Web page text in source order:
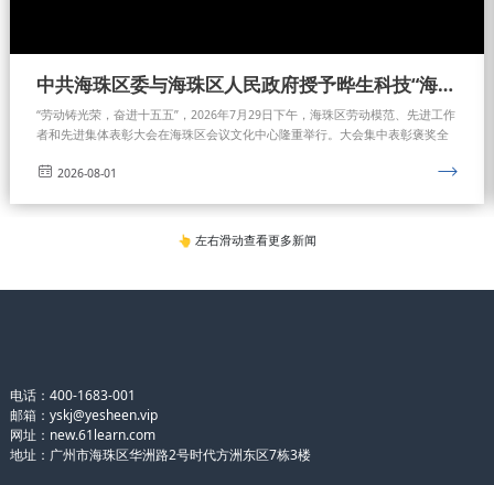
中共海珠区委与海珠区人民政府授予晔生科技“海珠区先进集体”称号
“劳动铸光荣，奋进十五五”，2026年7月29日下午，海珠区劳动模范、先进工作
者和先进集体表彰大会在海珠区会议文化中心隆重举行。大会集中表彰褒奖全
民政府正式授予广东晔生科技股份有限公司“海珠区先进集体”荣誉称号，并颁发
2026-08-01
👆 左右滑动查看更多新闻
电话：400-1683-001
邮箱：yskj@yesheen.vip
网址： new.61learn.com
地址：广州市海珠区华洲路2号时代方洲东区7栋3楼